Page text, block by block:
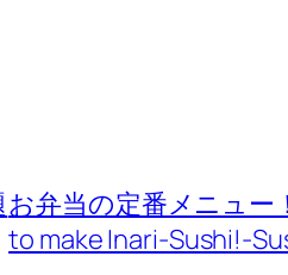
お弁当の定番メニュー
to make Inari-Sushi!-